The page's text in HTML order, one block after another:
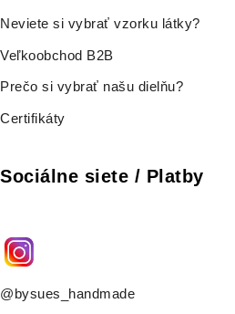
Neviete si vybrať vzorku látky?
Veľkoobchod B2B
Prečo si vybrať našu dielňu?
Certifikáty
Sociálne siete / Platby
@bysues_handmade